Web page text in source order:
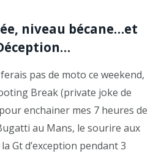
niveau bécane…et
pas de moto ce weekend,
Break (private joke de
enchainer mes 7 heures de
au Mans, le sourire aux
Gt d’exception pendant 3